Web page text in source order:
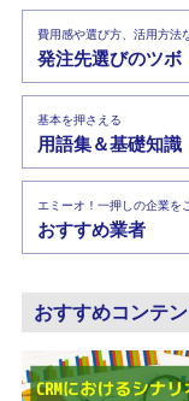
費用感や選び方、活用方法
発注先選びのツボ
基本を押さえる
用語集＆基礎知識
エミーオ！一押しの企業を
おすすめ業者
おすすめコンテ